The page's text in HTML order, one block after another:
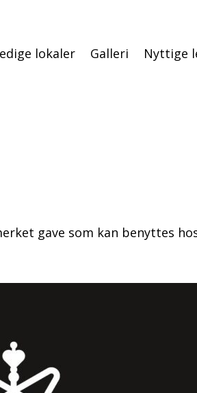
lokaler Galleri Nyttige
gave som kan benyttes